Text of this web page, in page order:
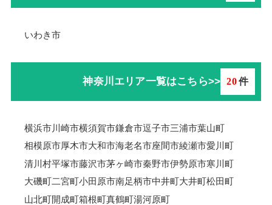
いわき市
神奈川エリア一覧はこちら>> 20件
横浜市川崎市横須賀市鎌倉市逗子市三浦市葉山町
相模原市厚木市大和市海老名市座間市綾瀬市愛川町
清川村平塚市藤沢市茅ヶ崎市秦野市伊勢原市寒川町
大磯町二宮町小田原市南足柄市中井町大井町松田町
山北町開成町箱根町真鶴町湯河原町